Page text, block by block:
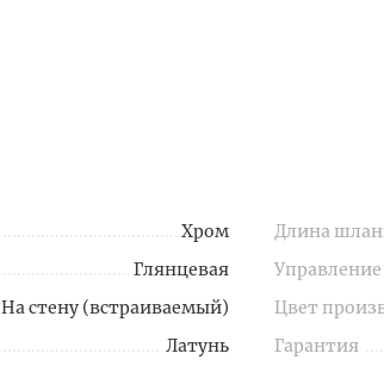
Хром
Глянцевая
На стену (встраиваемый)
Латунь
Длина
Управление
Цвет
Гарантия